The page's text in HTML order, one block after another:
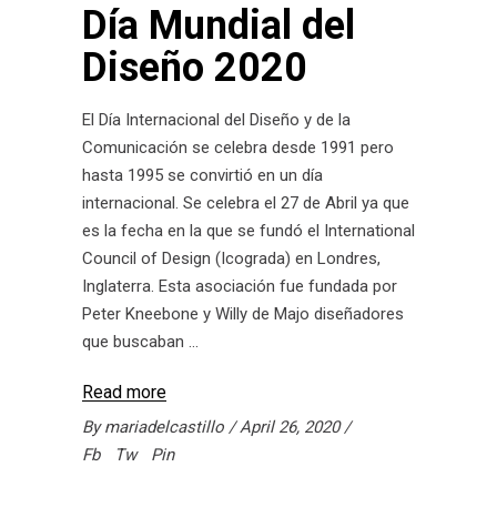
Día Mundial del
Diseño 2020
El Día Internacional del Diseño y de la
Comunicación se celebra desde 1991 pero
hasta 1995 se convirtió en un día
internacional. Se celebra el 27 de Abril ya que
es la fecha en la que se fundó el International
Council of Design (Icograda) en Londres,
Inglaterra. Esta asociación fue fundada por
Peter Kneebone y Willy de Majo diseñadores
que buscaban
Read more
Bymariadelcastillo
April 26, 2020
Fb
Tw Pin